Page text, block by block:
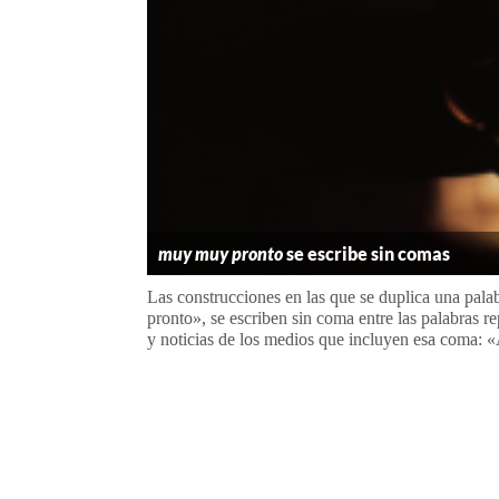
muy muy prontose escribe sin comas
Las construcciones en las que se duplica una
pronto», se escriben sin coma entre las palabras
y noticias de los medios que incluyen esa coma: